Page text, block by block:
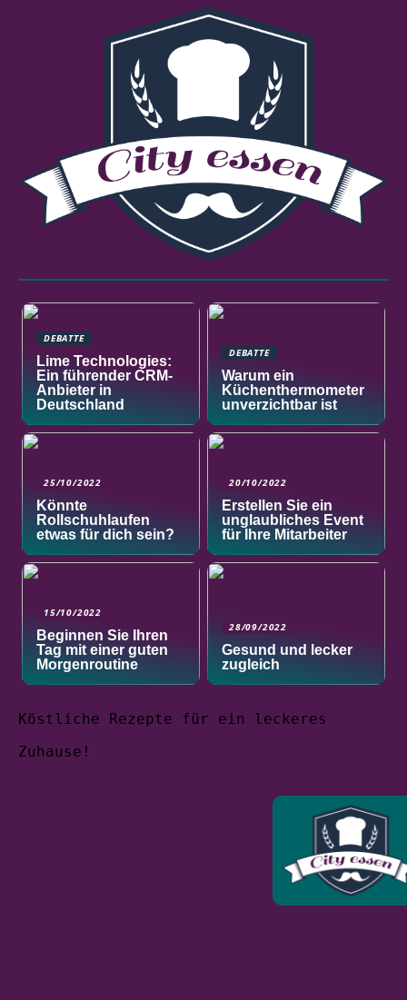
DEBATTE
Lime Technologies:
Ein führender CRM-
Anbieter in
Deutschland
DEBATTE
Warum ein
Küchenthermometer
unverzichtbar ist
25/10/2022
Könnte
Rollschuhlaufen
etwas für dich sein?
20/10/2022
Erstellen Sie ein
unglaubliches Event
für Ihre Mitarbeiter
15/10/2022
Beginnen Sie Ihren
Tag mit einer guten
Morgenroutine
28/09/2022
Gesund und lecker
zugleich
Köstliche Rezepte für ein leckeres
Zuhause!